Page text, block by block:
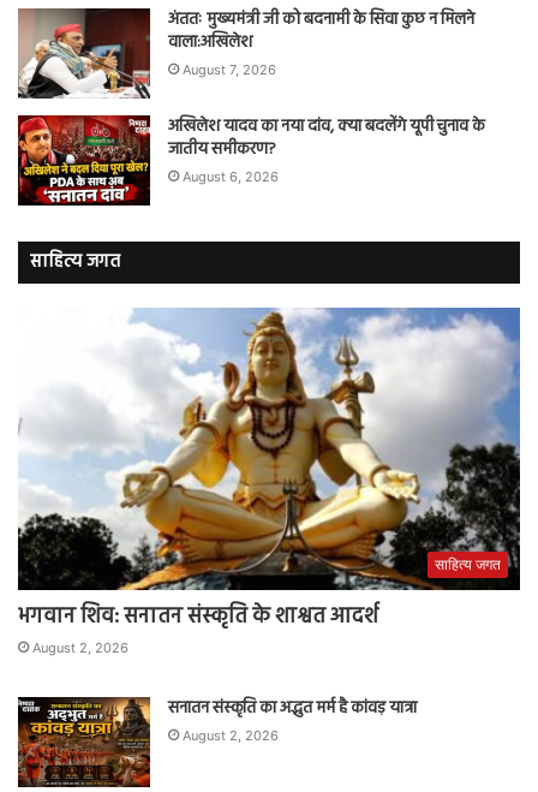
अंततः मुख्यमंत्री जी को बदनामी के सिवा कुछ न मिलने
वाला:अखिलेश
August 7, 2026
अखिलेश यादव का नया दांव, क्या बदलेंगे यूपी चुनाव के
जातीय समीकरण?
August 6, 2026
साहित्य जगत
साहित्य जगत
भगवान शिव: सनातन संस्कृति के शाश्वत आदर्श
August 2, 2026
सनातन संस्कृति का अद्भुत मर्म है कांवड़ यात्रा
August 2, 2026